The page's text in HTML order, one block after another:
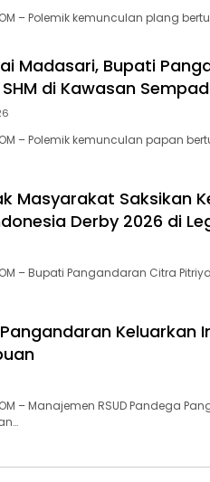
– ‎Polemik kemunculan plang
Madasari, Bupati
di Kawasan
– Polemik kemunculan papan
Masyarakat Saksikan
Derby 2026 di
– Bupati Pangandaran Citra
Pangandaran Keluarkan
– Manajemen RSUD Pandega